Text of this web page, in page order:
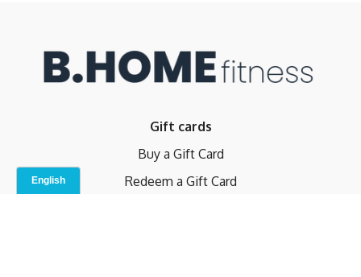
Gift cards
Buy a Gift Card
Redeem a Gift Card